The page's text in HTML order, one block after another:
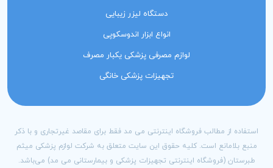
دستگاه لیزر زیبایی
انواع ابزار اندوسکوپی
لوازم مصرفی پزشکی یکبار مصرف
تجهیزات پزشکی خانگی
استفاده از مطالب فروشگاه اینترنتی می مد فقط برای مقاصد غیرتجاری و با ذکر
منبع بلامانع است. کلیه حقوق این سایت متعلق به شرکت لوازم پزشکی میثم
طبرستان (فروشگاه اینترنتی تجهیزات پزشکی و بیمارستانی می مد) می‌باشد.